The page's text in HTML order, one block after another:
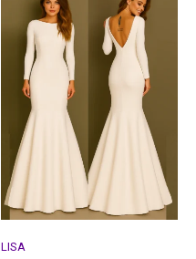
LISA